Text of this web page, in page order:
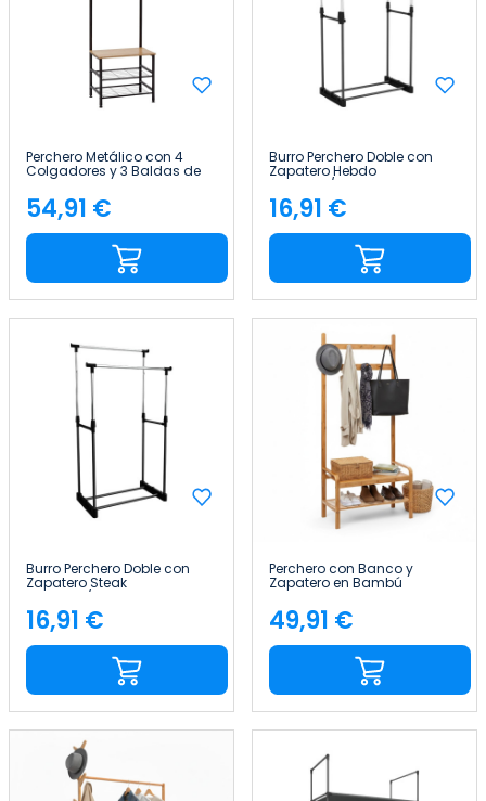
Perchero Metálico con 4
Colgadores y 3 Baldas de
7house
Precio
54,91 €
Burro Perchero Doble con
Zapatero Hebdo
Plateado/Negro
172x41x157cm Thinia Home
Precio
16,91 €
Burro Perchero Doble con
Zapatero Steak
Plateado/Negro
74x42x157cm Thinia Home
Precio
16,91 €
Perchero con Banco y
Zapatero en Bambú
Canoply 170x73.5x34.5cm
Thinia Home
Precio
49,91 €